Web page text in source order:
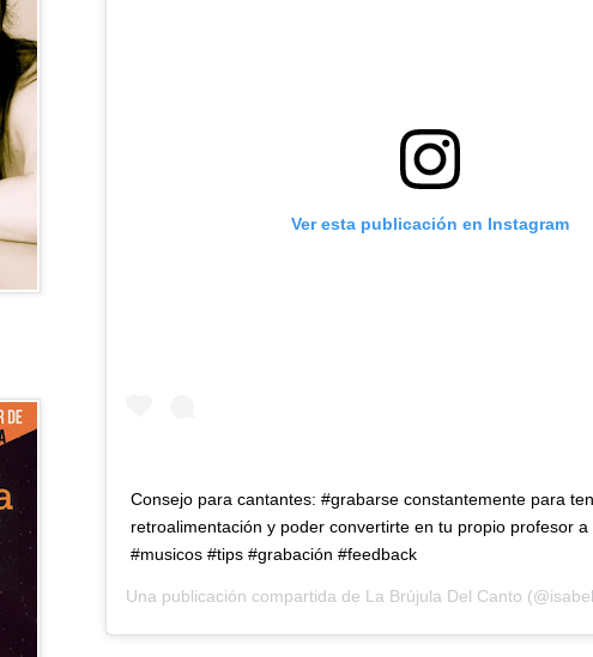
Ver esta publicación en Instagram
Consejo para cantantes: #grabarse constantemente para
retroalimentación y poder convertirte en tu propio profesor a
#musicos #tips #grabación #feedback
Una publicación compartida de La Brújula Del Canto